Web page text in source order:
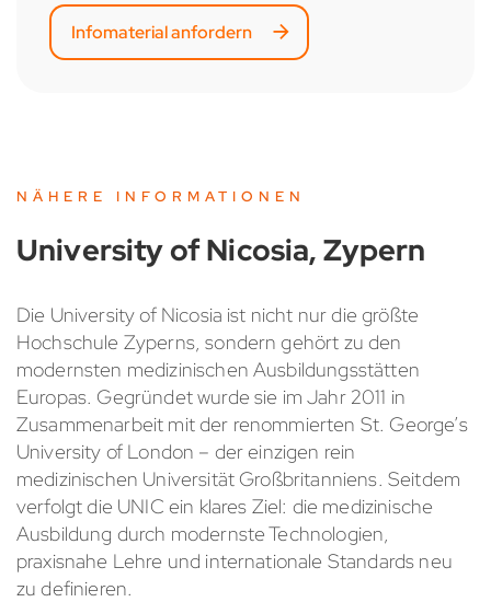
Infomaterial anfordern
NÄHERE INFORMATIONEN
University of Nicosia, Zypern
Die University of Nicosia ist nicht nur die größte
Hochschule Zyperns, sondern gehört zu den
modernsten medizinischen Ausbildungsstätten
Europas. Gegründet wurde sie im Jahr 2011 in
Zusammenarbeit mit der renommierten St. George’s
University of London – der einzigen rein
medizinischen Universität Großbritanniens. Seitdem
verfolgt die UNIC ein klares Ziel: die medizinische
Ausbildung durch modernste Technologien,
praxisnahe Lehre und internationale Standards neu
zu definieren.